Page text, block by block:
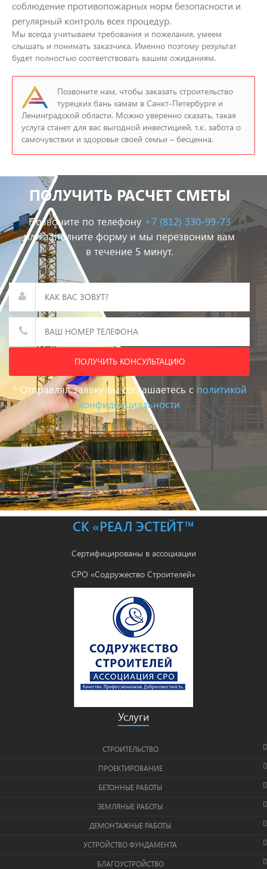
соблюдение противопожарных норм безопасности и
регулярный контроль всех процедур.
Мы всегда учитываем требования и пожелания, умеем
слышать и понимать заказчика. Именно поэтому результат
будет полностью соответствовать вашим ожиданиям.
Позвоните нам, чтобы заказать строительство
турецких бань хамам в Санкт-Петербурге и
Ленинградской области. Можно уверенно сказать, такая
услуга станет для вас выгодной инвестицией, т.к. забота о
самочувствии и здоровье своей семьи – бесценна.
ПОЛУЧИТЬ РАСЧЕТ СМЕТЫ
Позвоните по телефону +7 (812) 330-99-73
или заполните форму и мы перезвоним вам
в течение 5 минут.
ПОЛУЧИТЬ КОНСУЛЬТАЦИЮ
* Отправляя заявку вы соглашаетесь с политикой
конфиденциальности
СК «РЕАЛ ЭСТЕЙТ™
Сертифицированы в ассоциации
СРО «Содружество Строителей»
Услуги
СТРОИТЕЛЬСТВО
ПРОЕКТИРОВАНИЕ
БЕТОННЫЕ РАБОТЫ
ЗЕМЛЯНЫЕ РАБОТЫ
ДЕМОНТАЖНЫЕ РАБОТЫ
УСТРОЙСТВО ФУНДАМЕНТА
БЛАГОУСТРОЙСТВО